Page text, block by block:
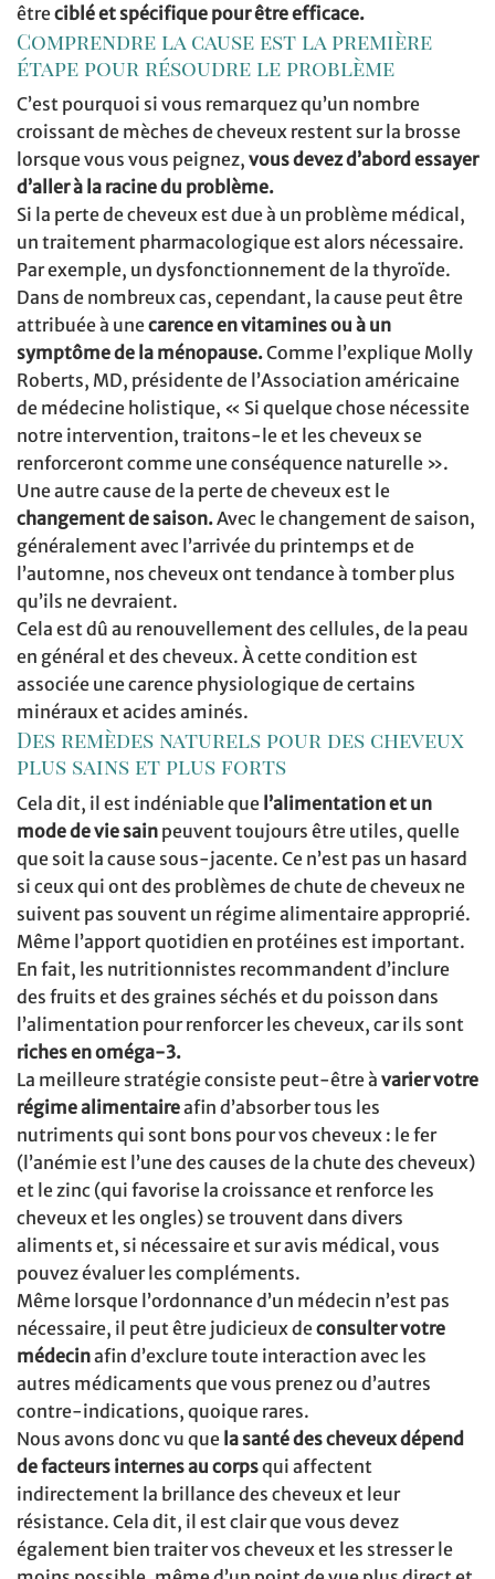
êtreciblé et spécifique pour être efficace.
Comprendre la cause est la première
étape pour résoudre le problème
C’est pourquoi si vous remarquez qu’un nombre
croissant de mèches de cheveux restent sur la brosse
lorsque vous vous peignez, vous devez d’abord essayer
d’aller à la racine du problème.
Si la perte de cheveux est due à un problème médical,
un traitement pharmacologique est alors nécessaire.
Par exemple, un dysfonctionnement de la thyroïde.
Dans de nombreux cas, cependant, la cause peut être
attribuée à unecarence en vitamines ou à un
symptôme de la ménopause.Comme l’explique Molly
Roberts, MD, présidente de l’Association américaine
de médecine holistique, « Si quelque chose nécessite
notre intervention, traitons-le et les cheveux se
renforceront comme une conséquence naturelle ».
Une autre cause de la perte de cheveux est le
changement de saison.Avec le changement de saison,
généralement avec l’arrivée du printemps et de
l’automne, nos cheveux ont tendance à tomber plus
qu’ils ne devraient.
Cela est dû au renouvellement des cellules, de la peau
en général et des cheveux. À cette condition est
associée une carence physiologique de certains
minéraux et acides aminés.
Des remèdes naturels pour des cheveux
plus sains et plus forts
Cela dit, il est indéniable que l’alimentation et un
mode de vie sain peuvent toujours être utiles, quelle
que soit la cause sous-jacente. Ce n’est pas un hasard
si ceux qui ont des problèmes de chute de cheveux ne
suivent pas souvent un régime alimentaire approprié.
Même l’apport quotidien en protéines est important.
En fait, les nutritionnistes recommandent d’inclure
des fruits et des graines séchés et du poisson dans
l’alimentation pour renforcer les cheveux, car ils sont
riches en oméga-3.
La meilleure stratégie consiste peut-être à varier votre
régime alimentaireafin d’absorber tous les
nutriments qui sont bons pour vos cheveux : le fer
(l’anémie est l’une des causes de la chute des cheveux)
et le zinc (qui favorise la croissance et renforce les
cheveux et les ongles) se trouvent dans divers
aliments et, si nécessaire et sur avis médical, vous
pouvez évaluer les compléments.
Même lorsque l’ordonnance d’un médecin n’est pas
nécessaire, il peut être judicieux deconsulter votre
médecinafin d’exclure toute interaction avec les
autres médicaments que vous prenez ou d’autres
contre-indications, quoique rares.
Nous avons donc vu que la santé des cheveux dépend
de facteurs internes au corpsqui affectent
indirectement la brillance des cheveux et leur
résistance. Cela dit, il est clair que vous devez
également bien traiter vos cheveux et les stresser le